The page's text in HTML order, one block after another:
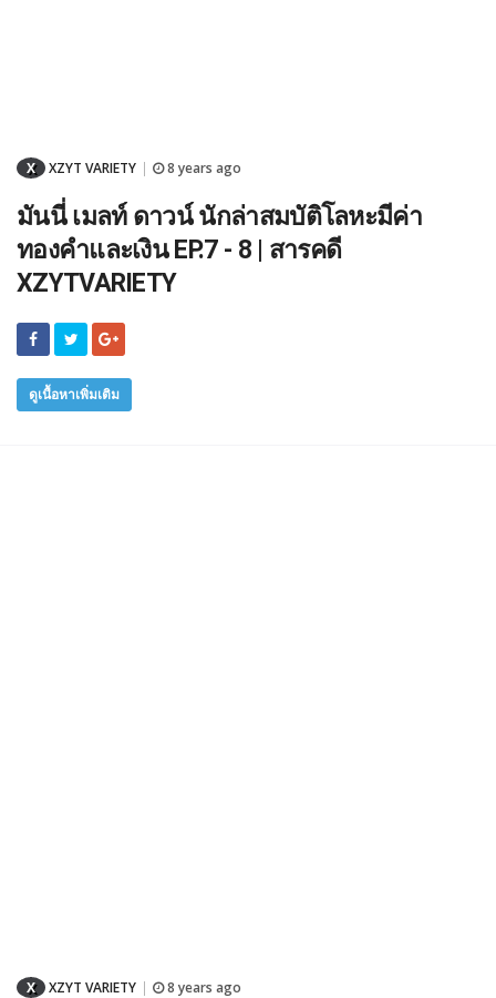
X XZYT VARIETY 8 years ago
มันนี่ เมลท์ ดาวน์ นักล่าสมบัติโลหะมีค่า
ทองคำและเงิน EP.7 - 8 | สารคดี
XZYTVARIETY
ดูเนื้อหาเพิ่มเติม
X XZYT VARIETY 8 years ago